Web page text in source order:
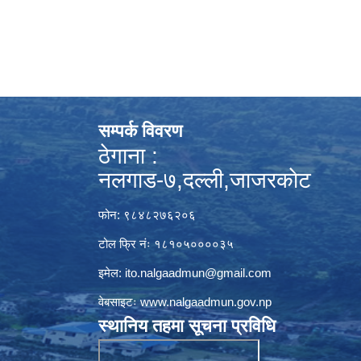
सम्पर्क विवरण
ठेगाना :
नलगाड-७,दल्ली,जाजरकाेट
फोन: ९८४८२७६२०६
टोल फ्रि नंः १८१०५००००३५
इमेल: ito.nalgaadmun@gmail.com
वेबसाइटःwww.nalgaadmun.gov.np
स्थानिय तहमा सूचना प्रविधि